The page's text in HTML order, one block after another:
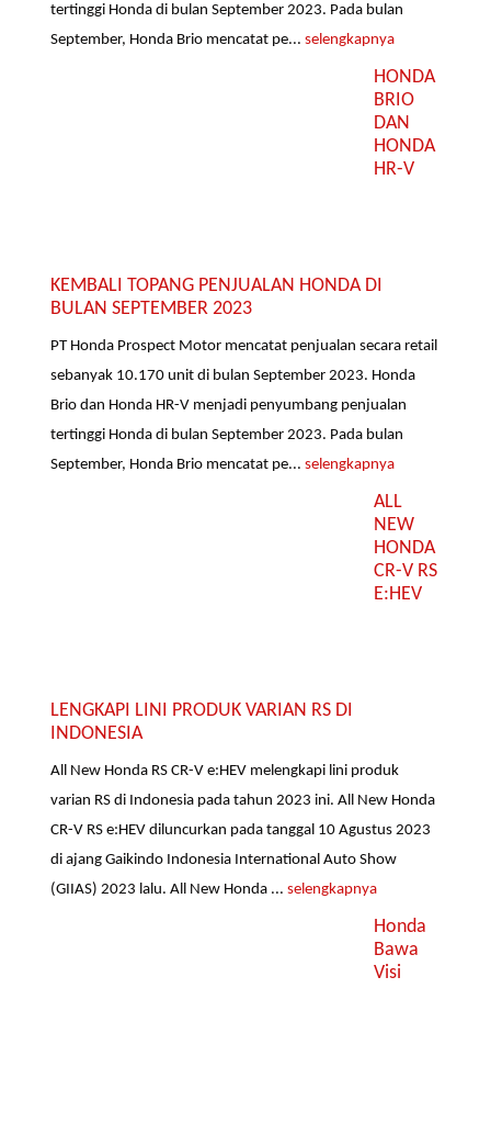
tertinggi Honda di bulan September 2023. Pada bulan
September, Honda Brio mencatat pe...selengkapnya
HONDA
BRIO
DAN
HONDA
HR-V
KEMBALI TOPANG PENJUALAN HONDA DI
BULAN SEPTEMBER 2023
PT Honda Prospect Motor mencatat penjualan secara retail
sebanyak 10.170 unit di bulan September 2023. Honda
Brio dan Honda HR-V menjadi penyumbang penjualan
tertinggi Honda di bulan September 2023. Pada bulan
September, Honda Brio mencatat pe...selengkapnya
ALL
NEW
HONDA
CR-V RS
E:HEV
LENGKAPI LINI PRODUK VARIAN RS DI
INDONESIA
All New Honda RS CR-V e:HEV melengkapi lini produk
varian RS di Indonesia pada tahun 2023 ini. All New Honda
CR-V RS e:HEV diluncurkan pada tanggal 10 Agustus 2023
di ajang Gaikindo Indonesia International Auto Show
(GIIAS) 2023 lalu. All New Honda ...selengkapnya
Honda
Bawa
Visi